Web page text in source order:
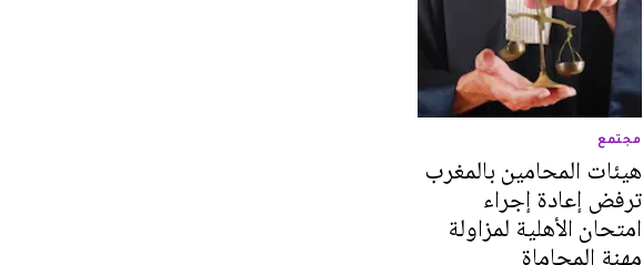
مجتمع
هيئات المحامين بالمغرب
ترفض إعادة إجراء
امتحان الأهلية لمزاولة
مهنة المحاماة